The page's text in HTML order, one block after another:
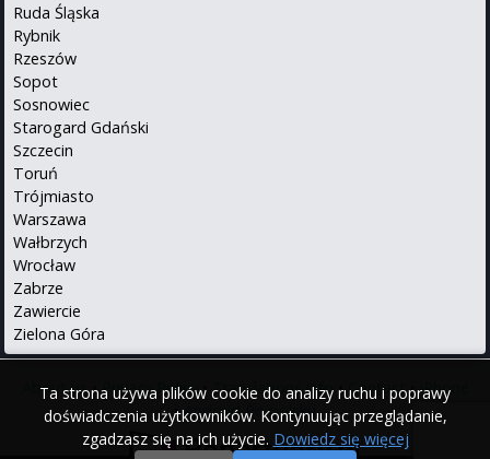
Ta strona używa plików cookie do analizy ruchu i poprawy
doświadczenia użytkowników. Kontynuując przeglądanie,
zgadzasz się na ich użycie. Dowiedz się więcej
Ruda Śląska
Rybnik
Rzeszów
Sopot
Sosnowiec
Starogard Gdański
Szczecin
Toruń
Trójmiasto
Warszawa
Wałbrzych
Wrocław
Zabrze
Zawiercie
Zielona Góra
About us•Privacy Policy• Translations info•Contact•iPhone
•Android Po polsku